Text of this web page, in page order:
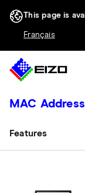
This page is
Français
MAC
Features